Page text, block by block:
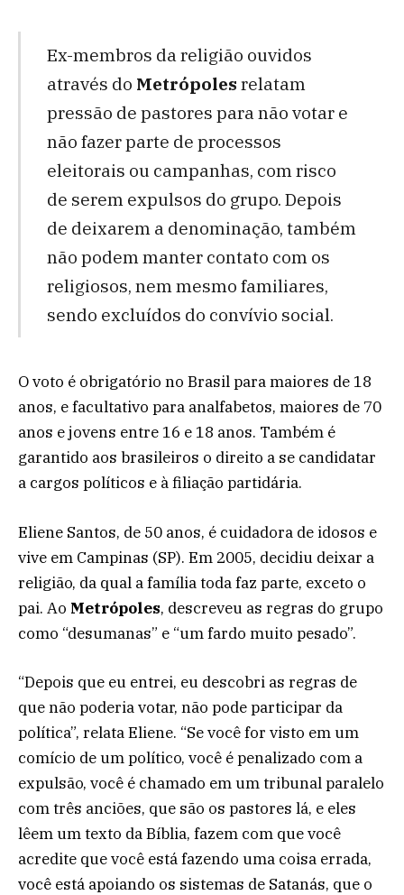
Ex-membros da religião ouvidos
através do Metrópoles relatam
pressão de pastores para não votar e
não fazer parte de processos
eleitorais ou campanhas, com risco
de serem expulsos do grupo. Depois
de deixarem a denominação, também
não podem manter contato com os
religiosos, nem mesmo familiares,
sendo excluídos do convívio social.
O voto é obrigatório no Brasil para maiores de 18
anos, e facultativo para analfabetos, maiores de 70
anos e jovens entre 16 e 18 anos. Também é
garantido aos brasileiros o direito a se candidatar
a cargos políticos e à filiação partidária.
Eliene Santos, de 50 anos, é cuidadora de idosos e
vive em Campinas (SP). Em 2005, decidiu deixar a
religião, da qual a família toda faz parte, exceto o
pai. Ao Metrópoles, descreveu as regras do grupo
como “desumanas” e “um fardo muito pesado”.
“Depois que eu entrei, eu descobri as regras de
que não poderia votar, não pode participar da
política”, relata Eliene. “Se você for visto em um
comício de um político, você é penalizado com a
expulsão, você é chamado em um tribunal paralelo
com três anciões, que são os pastores lá, e eles
lêem um texto da Bíblia, fazem com que você
acredite que você está fazendo uma coisa errada,
você está apoiando os sistemas de Satanás, que o